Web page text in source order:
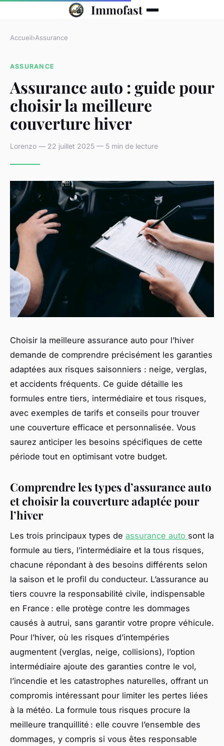
Immofast
Accueil›Assurance
ASSURANCE
Assurance auto : guide pour
choisir la meilleure
couverture hiver
Lorenzo — 22 juillet 2025 — 5 min de lecture
Choisir la meilleure assurance auto pour l’hiver
demande de comprendre précisément les garanties
adaptées aux risques saisonniers : neige, verglas,
et accidents fréquents. Ce guide détaille les
formules entre tiers, intermédiaire et tous risques,
avec exemples de tarifs et conseils pour trouver
une couverture efficace et personnalisée. Vous
saurez anticiper les besoins spécifiques de cette
période tout en optimisant votre budget.
Comprendre les types d’assurance auto
et choisir la couverture adaptée pour
l’hiver
Les trois principaux types de assurance auto sont la
formule au tiers, l’intermédiaire et la tous risques,
chacune répondant à des besoins différents selon
la saison et le profil du conducteur. L’assurance au
tiers couvre la responsabilité civile, indispensable
en France : elle protège contre les dommages
causés à autrui, sans garantir votre propre véhicule.
Pour l’hiver, où les risques d’intempéries
augmentent (verglas, neige, collisions), l’option
intermédiaire ajoute des garanties contre le vol,
l’incendie et les catastrophes naturelles, offrant un
compromis intéressant pour limiter les pertes liées
à la météo. La formule tous risques procure la
meilleure tranquillité : elle couvre l’ensemble des
dommages, y compris si vous êtes responsable